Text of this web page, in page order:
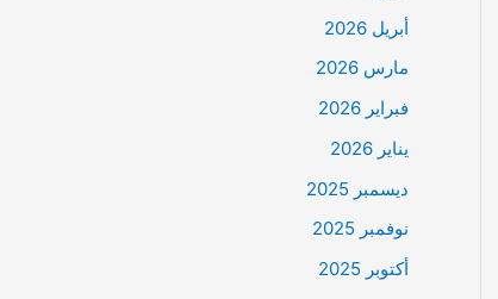
أبريل 2026
مارس 2026
فبراير 2026
يناير 2026
ديسمبر 2025
نوفمبر 2025
أكتوبر 2025